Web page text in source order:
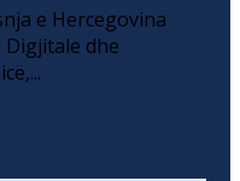
e Hercegovina
dhe